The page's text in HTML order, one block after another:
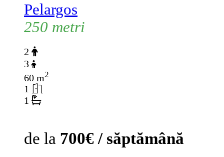
Pelargos
250 metri
2
3
60 m2
1
1
de la 700€ / săptămână